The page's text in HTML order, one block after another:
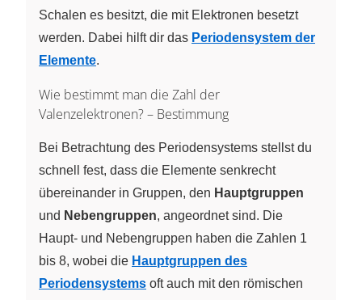
Schalen es besitzt, die mit Elektronen besetzt
werden. Dabei hilft dir das Periodensystem der
Elemente.
Wie bestimmt man die Zahl der
Valenzelektronen? – Bestimmung
Bei Betrachtung des Periodensystems stellst du
schnell fest, dass die Elemente senkrecht
übereinander in Gruppen, den Hauptgruppen
und Nebengruppen, angeordnet sind. Die
Haupt- und Nebengruppen haben die Zahlen 1
bis 8, wobei die Hauptgruppen des
Periodensystems oft auch mit den römischen